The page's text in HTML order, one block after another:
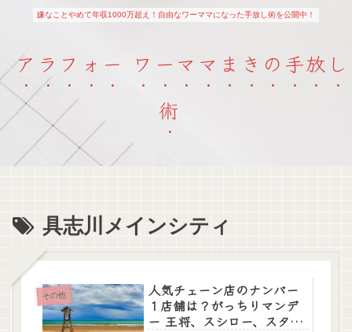
嫌なことやめて年収1000万超え！自由なワーママになった手放し術を公開中！
アラフォー ワーママまきの手放し
術
具志川メインシティ
その他
人気チェーン店のナンバー
１店舗は？がっちりマンデ
ー 王将、スシロー、スター